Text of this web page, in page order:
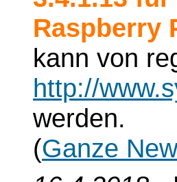
Raspberry
kann von
http://
werden.
(Ganze